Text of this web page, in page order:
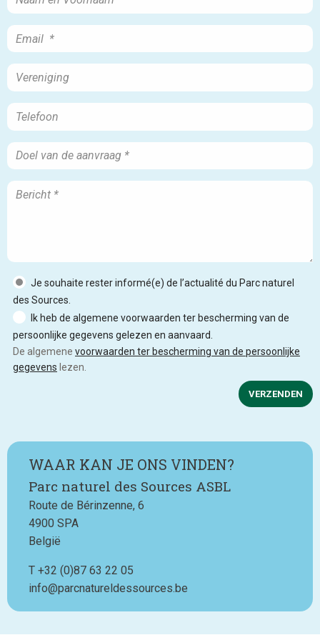
Je souhaite rester informé(e) de l’actualité du Parc naturel
des Sources.
Ik heb de algemene voorwaarden ter bescherming van de
persoonlijke gegevens gelezen en aanvaard.
De algemene voorwaarden ter bescherming van de persoonlijke
gegevens lezen.
VERZENDEN
WAAR KAN JE ONS VINDEN?
Parc naturel des Sources ASBL
Route de Bérinzenne, 6
4900 SPA
België
T Téléphone
+32 (0)87 63 22 05
info@parcnatureldessources.be